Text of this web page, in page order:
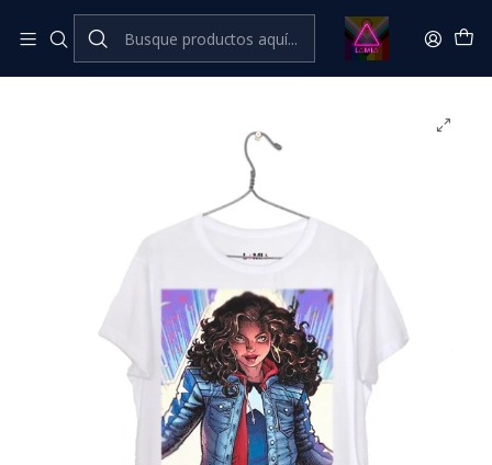
Inicio Catálogo Classic Cine Series y TV Classic
América Chávez #2